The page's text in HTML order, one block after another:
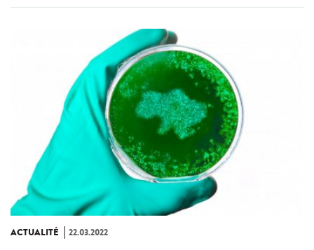
ACTUALITÉ 22.03.2022